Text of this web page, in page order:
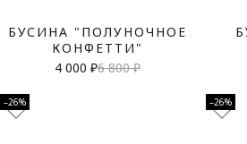
БУСИНА "ПОЛУНОЧНОЕ
КОНФЕТТИ"
4 000 ₽6 800 ₽
–26% –26%